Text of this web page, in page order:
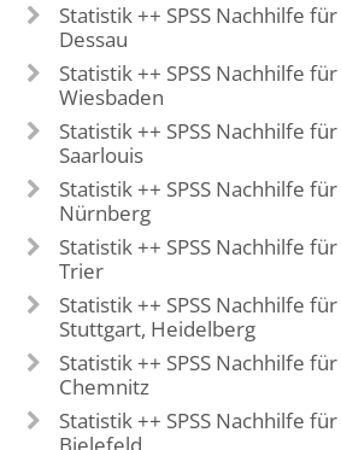
Statistik ++ SPSS Nachhilfe
Dessau
Statistik ++ SPSS Nachhilfe
Wiesbaden
Statistik ++ SPSS Nachhilfe
Saarlouis
Statistik ++ SPSS Nachhilfe
Nürnberg
Statistik ++ SPSS Nachhilfe
Trier
Statistik ++ SPSS Nachhilfe
Stuttgart, Heidelberg
Statistik ++ SPSS Nachhilfe
Chemnitz
Statistik ++ SPSS Nachhilfe